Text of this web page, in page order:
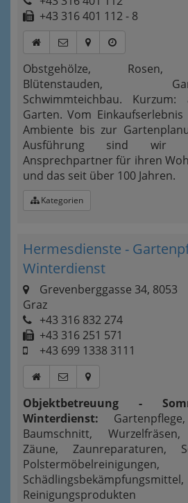
+43 316 401 112 - 8
Obstgehölze, Rosen,
Blütenstauden,
Schwimmteichbau.
Garten. Vom
Ambiente bis zur
Ausführung sind wir
Ansprechpartner für ihren
und das seit über 100 Jahren.
Kategorien
Hermesdienste -
Winterdienst
Grevenberggasse 34, 8053
Graz
+43 316 832 274
+43 316 251 571
+43 699 1338 3111
Objektbetreuung -
Winterdienst:
Baumschnitt,
Zäune, Zaunreparaturen,
Polstermöbelreinigungen,
Reinigungsprodukten